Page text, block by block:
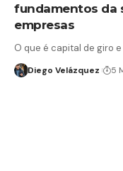
fundamentos da
empresas
O que é capital de giro
Diego Velázquez 5